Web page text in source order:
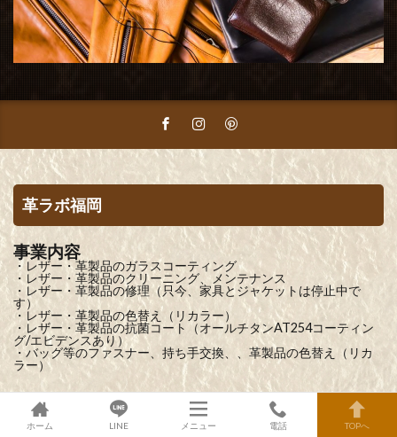
革ラボ福岡
事業内容
・レザー・革製品のガラスコーティング
・レザー・革製品のクリーニング、メンテナンス
・レザー・革製品の修理（只今、家具とジャケットは停止中で
す）
・レザー・革製品の色替え（リカラー）
・レザー・革製品の抗菌コート（オールチタンAT254コーティン
グ/エビデンスあり）
・バッグ等のファスナー、持ち手交換、、革製品の色替え（リカ
ラー）
主な取扱商品
・各種 高級ブランドバッグ（クリーニング、メンテナンス、修
ホーム LINE メニュー 電話 TOPへ